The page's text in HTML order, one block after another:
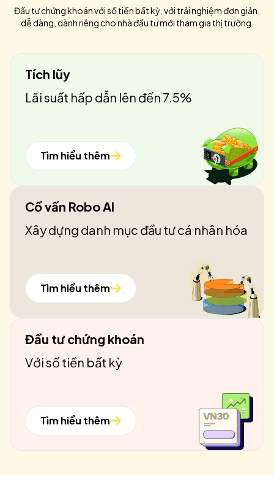
Đầu tư chứng khoán với số tiền bất kỳ, với trải nghiệm đơn giản,
dễ dàng, dành riêng cho nhà đầu tư mới tham gia thị trường.
Tích lũy
Lãi suất hấp dẫn lên đến 7.5%
Tìm hiểu thêm
Cố vấn Robo AI
Xây dựng danh mục đầu tư cá nhân hóa
Tìm hiểu thêm
Đầu tư chứng khoán
Với số tiền bất kỳ
Tìm hiểu thêm